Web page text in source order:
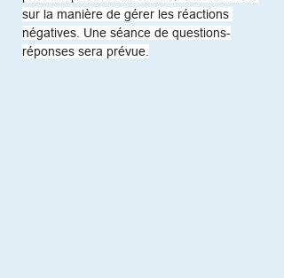
sur la manière de gérer les réactions
négatives. Une séance de questions-
réponses sera prévue.